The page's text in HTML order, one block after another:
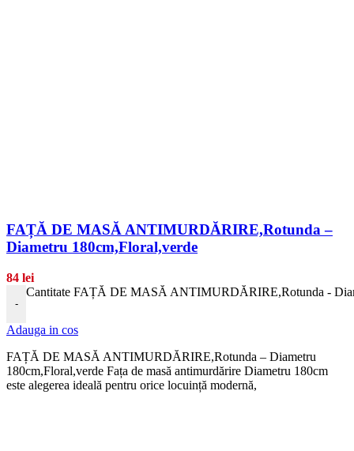
FAȚĂ DE MASĂ ANTIMURDĂRIRE,Rotunda –
Diametru 180cm,Floral,verde
84 lei
-
Cantitate FAȚĂ DE MASĂ ANTIMURDĂRIRE,Rotunda -
Adauga in cos
FAȚĂ DE MASĂ ANTIMURDĂRIRE,Rotunda – Diametru
180cm,Floral,verde Fața de masă antimurdărire Diametru 180cm
este alegerea ideală pentru orice locuință modernă,